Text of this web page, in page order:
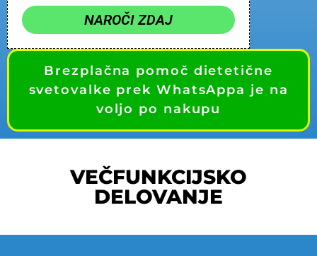
NAROČI ZDAJ
Brezplačna pomoč dietetične
svetovalke prek WhatsAppa je na
voljo po nakupu
VEČFUNKCIJSKO
DELOVANJE